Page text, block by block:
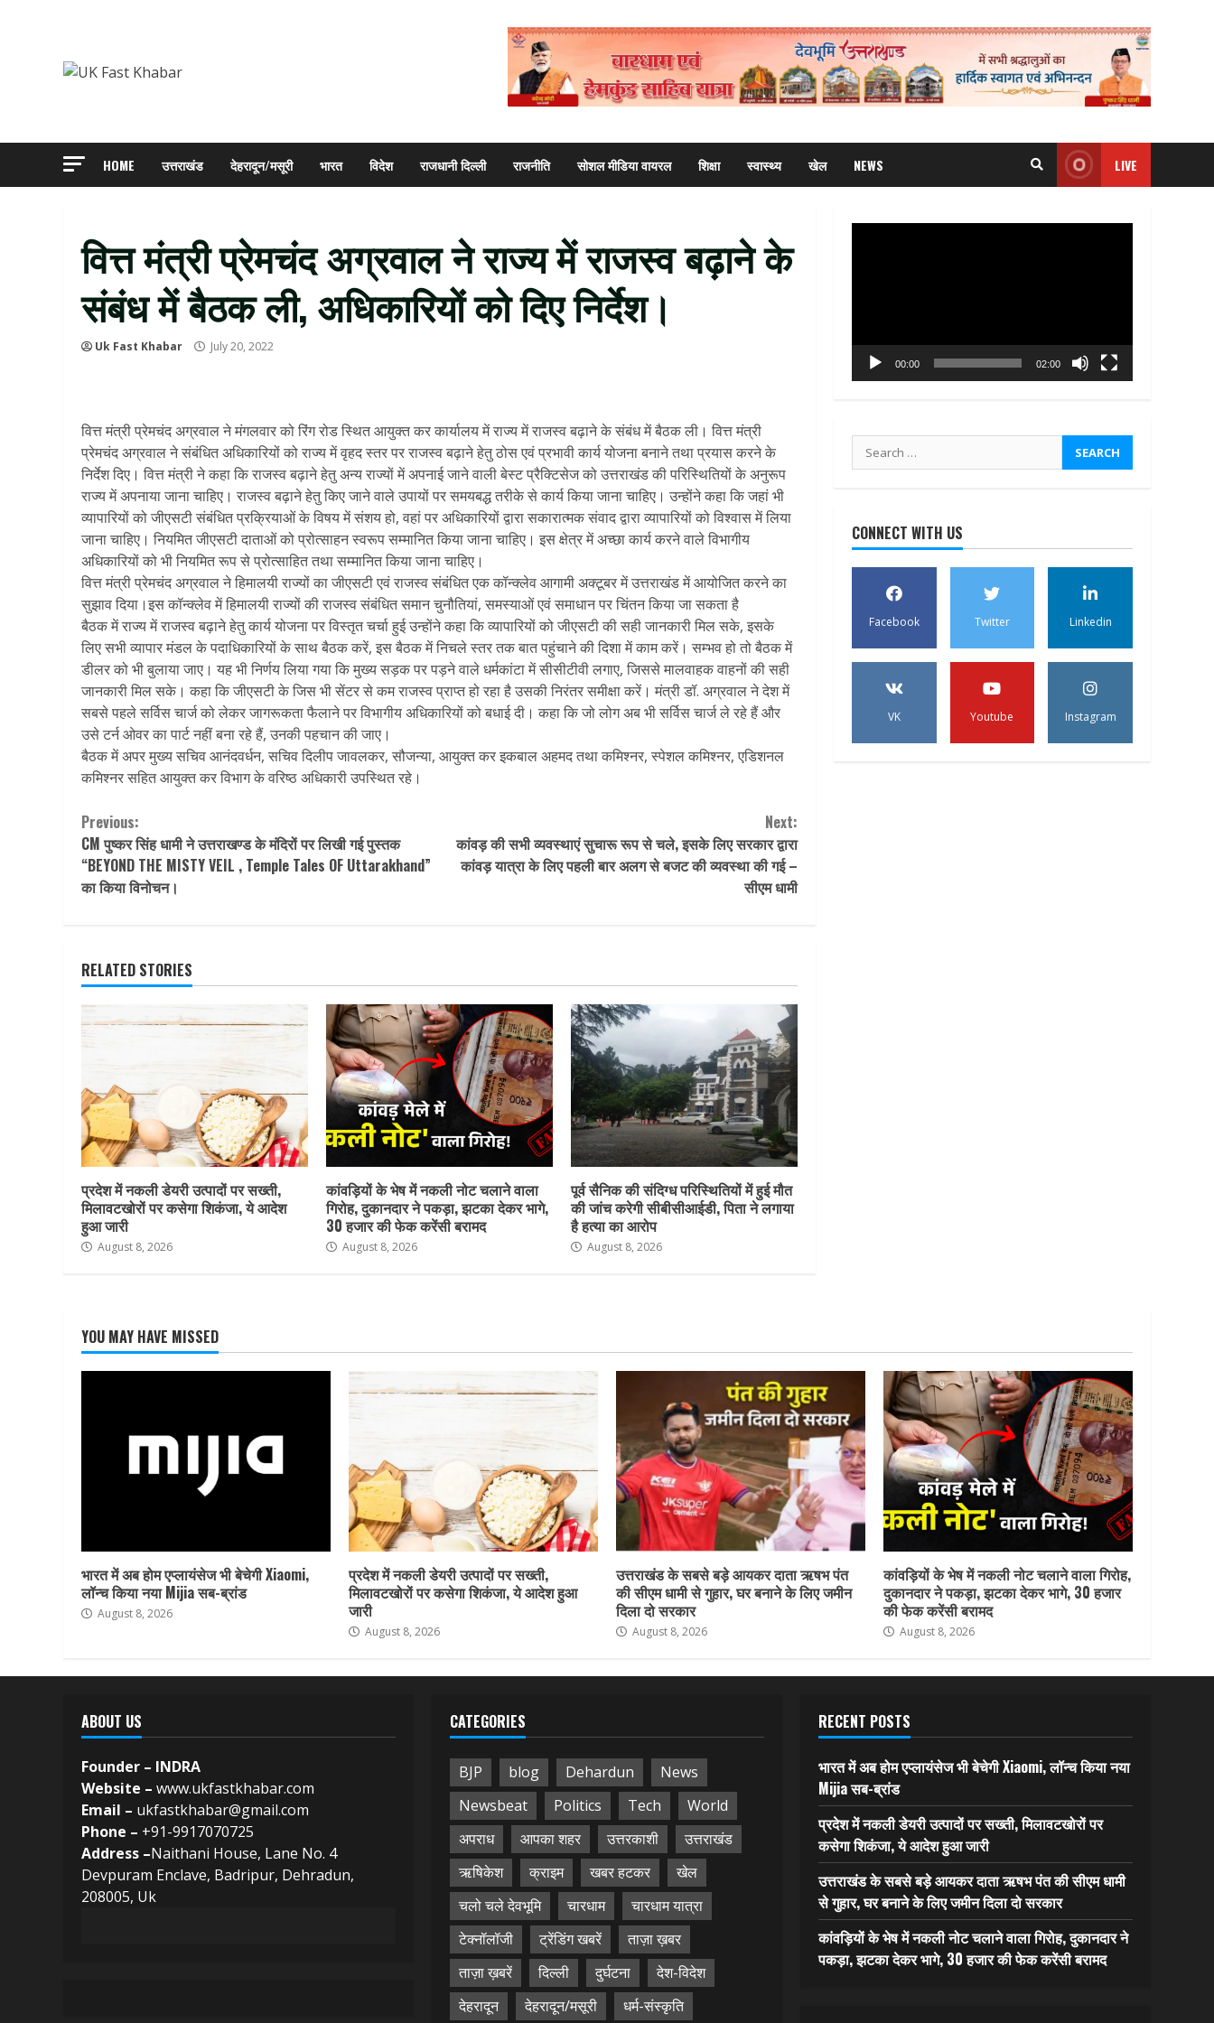
HOME उत्तराखंड देहरादून/मसूरी भारत विदेश राजधानी दिल्ली राजनीति सोशल मीडिया वायरल शिक्षा स्वास्थ्य खेल NEWS LIVE
वित्त मंत्री प्रेमचंद अग्रवाल ने राज्य में राजस्व बढ़ाने के
संबंध में बैठक ली, अधिकारियों को दिए निर्देश।
Uk Fast Khabar July 20, 2022
वित्त मंत्री प्रेमचंद अग्रवाल ने मंगलवार को रिंग रोड स्थित आयुक्त कर कार्यालय में राज्य में राजस्व बढ़ाने के संबंध में बैठक ली। वित्त मंत्री
प्रेमचंद अग्रवाल ने संबंधित अधिकारियों को राज्य में वृहद स्तर पर राजस्व बढ़ाने हेतु ठोस एवं प्रभावी कार्य योजना बनाने तथा प्रयास करने के
निर्देश दिए। वित्त मंत्री ने कहा कि राजस्व बढ़ाने हेतु अन्य राज्यों में अपनाई जाने वाली बेस्ट प्रैक्टिसेज को उत्तराखंड की परिस्थितियों के अनुरूप
राज्य में अपनाया जाना चाहिए। राजस्व बढ़ाने हेतु किए जाने वाले उपायों पर समयबद्ध तरीके से कार्य किया जाना चाहिए। उन्होंने कहा कि जहां भी
व्यापारियों को जीएसटी संबंधित प्रक्रियाओं के विषय में संशय हो, वहां पर अधिकारियों द्वारा सकारात्मक संवाद द्वारा व्यापारियों को विश्वास में लिया
जाना चाहिए। नियमित जीएसटी दाताओं को प्रोत्साहन स्वरूप सम्मानित किया जाना चाहिए। इस क्षेत्र में अच्छा कार्य करने वाले विभागीय
अधिकारियों को भी नियमित रूप से प्रोत्साहित तथा सम्मानित किया जाना चाहिए।
वित्त मंत्री प्रेमचंद अग्रवाल ने हिमालयी राज्यों का जीएसटी एवं राजस्व संबंधित एक कॉन्क्लेव आगामी अक्टूबर में उत्तराखंड में आयोजित करने का
सुझाव दिया।इस कॉन्क्लेव में हिमालयी राज्यों की राजस्व संबंधित समान चुनौतियां, समस्याओं एवं समाधान पर चिंतन किया जा सकता है
बैठक में राज्य में राजस्व बढ़ाने हेतु कार्य योजना पर विस्तृत चर्चा हुई उन्होंने कहा कि व्यापारियों को जीएसटी की सही जानकारी मिल सके, इसके
लिए सभी व्यापार मंडल के पदाधिकारियों के साथ बैठक करें, इस बैठक में निचले स्तर तक बात पहुंचाने की दिशा में काम करें। सम्भव हो तो बैठक में
डीलर को भी बुलाया जाए। यह भी निर्णय लिया गया कि मुख्य सड़क पर पड़ने वाले धर्मकांटा में सीसीटीवी लगाए, जिससे मालवाहक वाहनों की सही
जानकारी मिल सके। कहा कि जीएसटी के जिस भी सेंटर से कम राजस्व प्राप्त हो रहा है उसकी निरंतर समीक्षा करें। मंत्री डॉ. अग्रवाल ने देश में
सबसे पहले सर्विस चार्ज को लेकर जागरूकता फैलाने पर विभागीय अधिकारियों को बधाई दी। कहा कि जो लोग अब भी सर्विस चार्ज ले रहे हैं और
उसे टर्न ओवर का पार्ट नहीं बना रहे हैं, उनकी पहचान की जाए।
बैठक में अपर मुख्य सचिव आनंदवर्धन, सचिव दिलीप जावलकर, सौजन्या, आयुक्त कर इकबाल अहमद तथा कमिश्नर, स्पेशल कमिश्नर, एडिशनल
कमिश्नर सहित आयुक्त कर विभाग के वरिष्ठ अधिकारी उपस्थित रहे।
Continue
Reading
Previous:
CM पुष्कर सिंह धामी ने उत्तराखण्ड के मंदिरों पर लिखी गई पुस्तक
“BEYOND THE MISTY VEIL , Temple Tales OF Uttarakhand”
का किया विनोचन।
Next:
कांवड़ की सभी व्यवस्थाएं सुचारू रूप से चले, इसके लिए सरकार द्वारा
कांवड़ यात्रा के लिए पहली बार अलग से बजट की व्यवस्था की गई –
सीएम धामी
RELATED STORIES
प्रदेश में नकली डेयरी उत्पादों पर सख्ती,
मिलावटखोरों पर कसेगा शिकंजा, ये आदेश
हुआ जारी
August 8, 2026
कांवड़ियों के भेष में नकली नोट चलाने वाला
गिरोह, दुकानदार ने पकड़ा, झटका देकर भागे,
30 हजार की फेक करेंसी बरामद
August 8, 2026
पूर्व सैनिक की संदिग्ध परिस्थितियों में हुई मौत
की जांच करेगी सीबीसीआईडी, पिता ने लगाया
है हत्या का आरोप
August 8, 2026
00:00 02:00
Search
for:
CONNECT WITH US
Facebook Twitter Linkedin
VK Youtube Instagram
YOU MAY HAVE MISSED
भारत में अब होम एप्लायंसेज भी बेचेगी Xiaomi,
लॉन्च किया नया Mijia सब-ब्रांड
August 8, 2026
प्रदेश में नकली डेयरी उत्पादों पर सख्ती,
मिलावटखोरों पर कसेगा शिकंजा, ये आदेश हुआ
जारी
August 8, 2026
उत्तराखंड के सबसे बड़े आयकर दाता ऋषभ पंत
की सीएम धामी से गुहार, घर बनाने के लिए जमीन
दिला दो सरकार
August 8, 2026
कांवड़ियों के भेष में नकली नोट चलाने वाला गिरोह,
दुकानदार ने पकड़ा, झटका देकर भागे, 30 हजार
की फेक करेंसी बरामद
August 8, 2026
ABOUT US
Founder – INDRA
Website – www.ukfastkhabar.com
Email – ukfastkhabar@gmail.com
Phone – +91-9917070725
Address –Naithani House, Lane No. 4
Devpuram Enclave, Badripur, Dehradun,
208005, Uk
CATEGORIES
BJP blog Dehardun
News
Newsbeat
Politics Tech
World
अपराध
आपका शहर उत्तरकाशी
उत्तराखंड
ऋषिकेश
क्राइम खबर हटकर
खेल
चलो चले देवभूमि
चारधाम
चारधाम यात्रा
टेक्नॉलॉजी
ट्रेंडिंग खबरें
ताज़ा ख़बर
ताज़ा ख़बरें
दिल्ली दुर्घटना
देश-विदेश
देहरादून
देहरादून/मसूरी धर्म-संस्कृति
RECENT POSTS
भारत में अब होम एप्लायंसेज भी बेचेगी Xiaomi, लॉन्च किया नया
Mijia सब-ब्रांड
प्रदेश में नकली डेयरी उत्पादों पर सख्ती, मिलावटखोरों पर
कसेगा शिकंजा, ये आदेश हुआ जारी
उत्तराखंड के सबसे बड़े आयकर दाता ऋषभ पंत की सीएम धामी
से गुहार, घर बनाने के लिए जमीन दिला दो सरकार
कांवड़ियों के भेष में नकली नोट चलाने वाला गिरोह, दुकानदार ने
पकड़ा, झटका देकर भागे, 30 हजार की फेक करेंसी बरामद